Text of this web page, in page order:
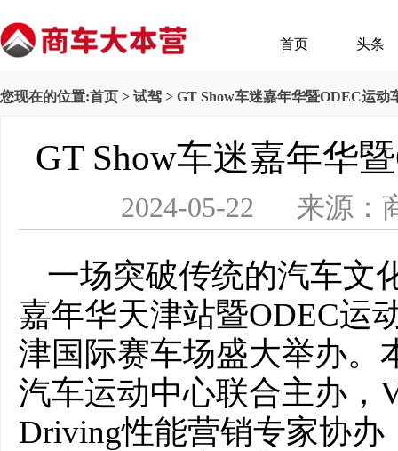
首页 头条
您现在的位置:首页 > 试驾 > GT Show车迷嘉年华暨ODEC运动
GT Show车迷嘉年华
2024-05-22 来源：
一场突破传统的汽车文
嘉年华天津站暨ODEC运
津国际赛车场盛大举办。
汽车运动中心联合主办，
Driving性能营销专家协